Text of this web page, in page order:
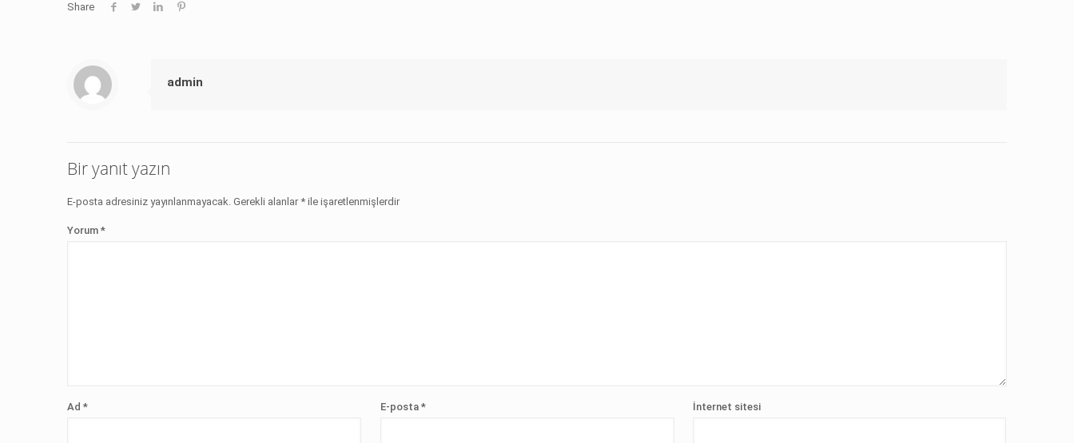
Share
admin
Bir yanıt yazın
E-posta adresiniz yayınlanmayacak. Gerekli alanlar * ile işaretlenmişlerdir
Yorum *
Ad * E-posta * İnternet sitesi